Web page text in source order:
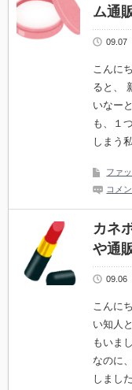
ム通
09.07
こんに
ると、
いなー
も、１
しまう
ファ
コメ
カネ
や通
09.06
こんに
い知人
もいま
なのに
しまし